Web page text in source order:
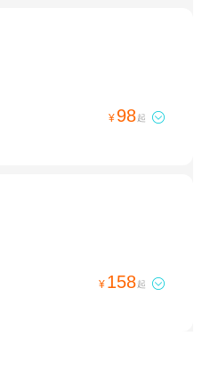
¥ 98起 
¥ 158起 